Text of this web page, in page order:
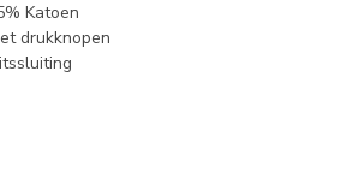
Katoen
drukknopen